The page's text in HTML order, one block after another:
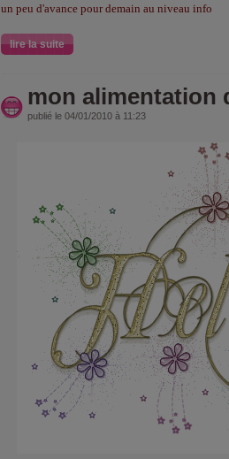
un peu d'avance pour demain au niveau info
lire la suite
mon alimentation
publié le 04/01/2010 à 11:23